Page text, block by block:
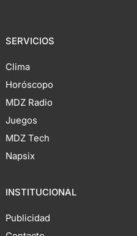
SERVICIOS
Clima
Horóscopo
MDZ Radio
Juegos
MDZ Tech
Napsix
INSTITUCIONAL
Publicidad